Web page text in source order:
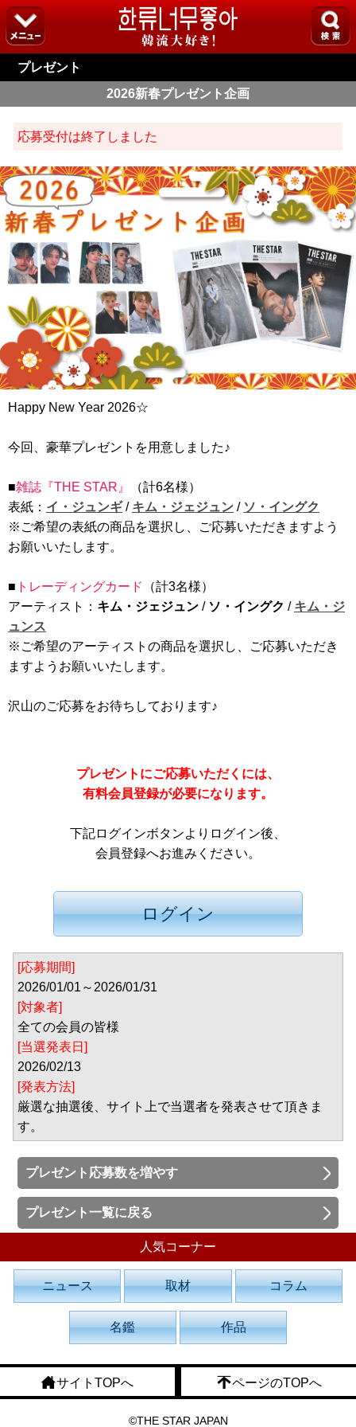
プレゼント
2026新春プレゼント企画
応募受付は終了しました
Happy New Year 2026☆
今回、豪華プレゼントを用意しました♪
■雑誌『THE STAR』
（計6名様）
表紙： イ・ジュンギ/ キム・ジェジュン / ソ・イングク
※ご希望の表紙の商品を選択し、ご応募いただきますよう
お願いいたします。
■ トレーディングカード
（計3名様）
アーティスト： キム・ジェジュン / ソ・イングク / キム・ジ
ュンス
※ご希望のアーティストの商品を選択し、ご応募いただき
ますようお願いいたします。
沢山のご応募をお待ちしております♪
プレゼントにご応募いただくには、
有料会員登録が必要になります。
下記ログインボタンよりログイン後、
会員登録へお進みください。
[応募期間]
2026/01/01～2026/01/31
[対象者]
全ての会員の皆様
[当選発表日]
2026/02/13
[発表方法]
厳選な抽選後、サイト上で当選者を発表させて頂きま
す。
プレゼント応募数を増やす
プレゼント一覧に戻る
人気コーナー
ニュース 取材 コラム
名鑑 作品
サイトTOPへ ページのTOPへ
©THE STAR JAPAN